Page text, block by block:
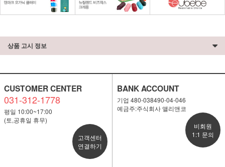
상품 고시 정보
CUSTOMER CENTER
031-312-1778
평일 10:00~17:00
(토,공휴일 휴무)
고객센터
연결하기
BANK ACCOUNT
기업 480-038490-04-046
예금주:주식회사 앨리앤코
비회원
1:1 문의